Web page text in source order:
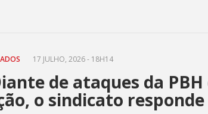
17 JULHO, 2026 - 18H14
de ataques da
o sindicato responde